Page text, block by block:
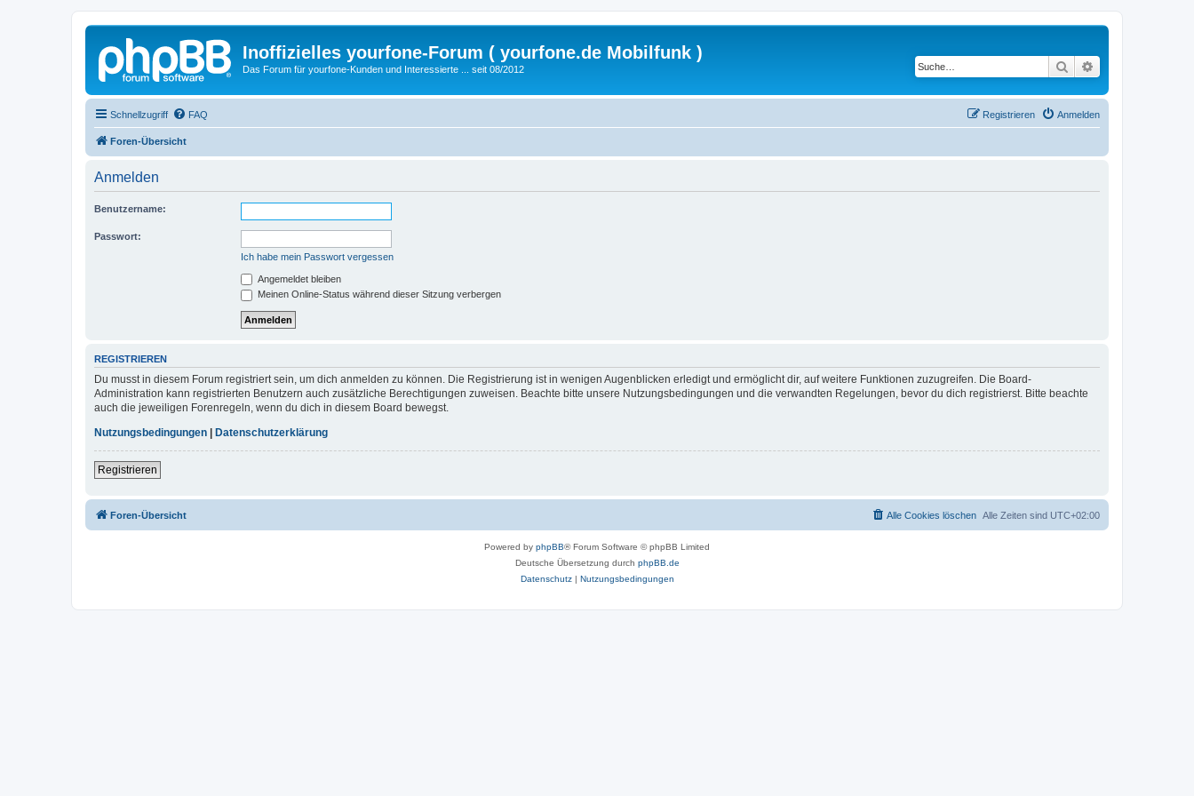
Inoffizielles yourfone-Forum ( yourfone.de Mobilfunk )
Das Forum für yourfone-Kunden und Interessierte ... seit 08/2012 Suche
Schnellzugriff FAQ Anmelden
Registrieren
Foren-Übersicht
Anmelden
Benutzername:
Passwort:
Ich habe mein Passwort vergessen
Angemeldet bleiben
Meinen Online-Status während dieser Sitzung verbergen
REGISTRIEREN
Du musst in diesem Forum registriert sein, um dich anmelden zu können. Die Registrierung ist in wenigen Augenblicken erledigt und ermöglicht dir, auf weitere Funktionen zuzugreifen. Die Board-
Administration kann registrierten Benutzern auch zusätzliche Berechtigungen zuweisen. Beachte bitte unsere Nutzungsbedingungen und die verwandten Regelungen, bevor du dich registrierst. Bitte beachte
auch die jeweiligen Forenregeln, wenn du dich in diesem Board bewegst.
Nutzungsbedingungen
Datenschutzerklärung
Registrieren
Foren-Übersicht Alle Zeiten sind UTC+02:00
Alle Cookies löschen
Powered by phpBB® Forum Software © phpBB Limited
Deutsche Übersetzung durch phpBB.de
Datenschutz| Nutzungsbedingungen